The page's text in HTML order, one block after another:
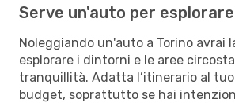
Serve un'auto per
Noleggiando un'auto a Torino avrai
esplorare i dintorni e le aree
tranquillità. Adatta l’itinerario al
budget, soprattutto se hai